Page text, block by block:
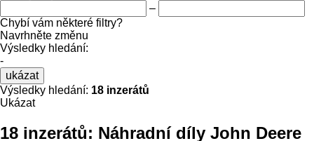
–
Chybí vám některé filtry?
Navrhněte změnu
Výsledky hledání:
-
ukázat
Výsledky hledání: 18 inzerátů
Ukázat
18 inzerátů: Náhradní díly John Deere